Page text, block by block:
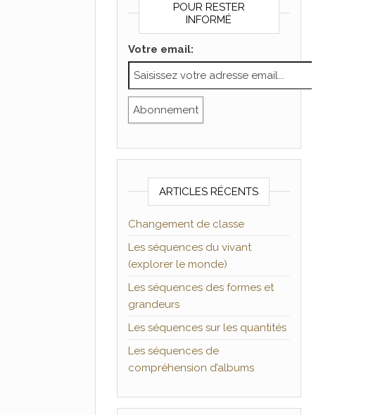
POUR RESTER
INFORMÉ
Votre email:
ARTICLES RÉCENTS
Changement de classe
Les séquences du vivant
(explorer le monde)
Les séquences des formes et
grandeurs
Les séquences sur les quantités
Les séquences de
compréhension d’albums